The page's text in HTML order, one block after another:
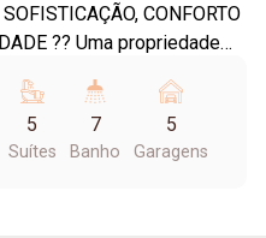
CONFORTO
propriedade
em cada detalhe. Ambientes
refinado e uma
para proporcionar
5
Suítes
7
Banho
5
Garagens